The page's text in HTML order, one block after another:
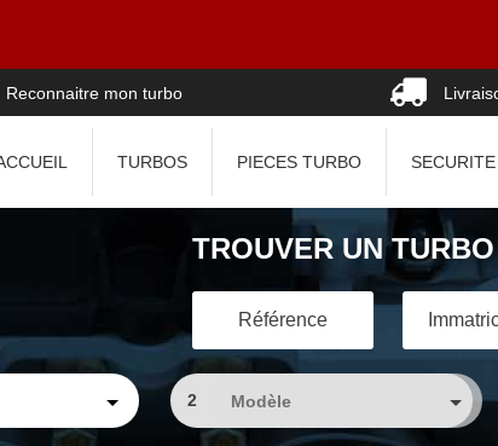
Reconnaitre mon turbo
TURBOS PIECES TURBO SECURITE
TROUVER UN
Référence
2